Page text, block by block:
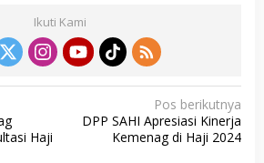
Ikuti Kami
Haji
Pos berikutnya
DPP SAHI Apresiasi Kinerja
Kemenag di Haji 2024